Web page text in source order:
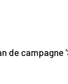
de campagne